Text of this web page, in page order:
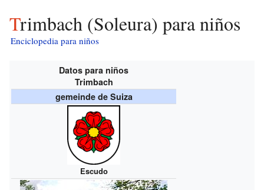
Trimbach (Soleura) para niños
Enciclopedia para niños
Datos para niños
Trimbach
gemeinde de Suiza
Escudo